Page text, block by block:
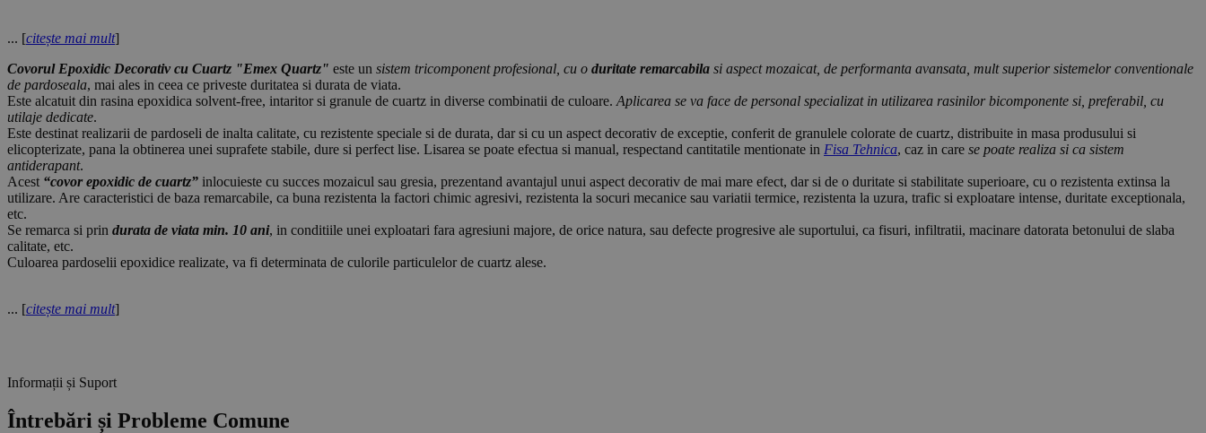
... [citește mai mult]
Covorul Epoxidic Decorativ cu Cuartz "Emex Quartz" este un sistem tricomponent profesional, cu o duritate remarcabila si aspect mozaicat, de performanta avansata, mult superior sistemelor conventionale
de pardoseala, mai ales in ceea ce priveste duritatea si durata de viata.
Este alcatuit din rasina epoxidica solvent-free, intaritor si granule de cuartz in diverse combinatii de culoare. Aplicarea se va face de personal specializat in utilizarea rasinilor bicomponente si, preferabil, cu
utilaje dedicate.
Este destinat realizarii de pardoseli de inalta calitate, cu rezistente speciale si de durata, dar si cu un aspect decorativ de exceptie, conferit de granulele colorate de cuartz, distribuite in masa produsului si
elicopterizate, pana la obtinerea unei suprafete stabile, dure si perfect lise. Lisarea se poate efectua si manual, respectand cantitatile mentionate in Fisa Tehnica, caz in care se poate realiza si ca sistem
antiderapant.
Acest “covor epoxidic de cuartz” inlocuieste cu succes mozaicul sau gresia, prezentand avantajul unui aspect decorativ de mai mare efect, dar si de o duritate si stabilitate superioare, cu o rezistenta extinsa la
utilizare. Are caracteristici de baza remarcabile, ca buna rezistenta la factori chimic agresivi, rezistenta la socuri mecanice sau variatii termice, rezistenta la uzura, trafic si exploatare intense, duritate exceptionala,
etc.
Se remarca si prin durata de viata min. 10 ani, in conditiile unei exploatari fara agresiuni majore, de orice natura, sau defecte progresive ale suportului, ca fisuri, infiltratii, macinare datorata betonului de slaba
calitate, etc.
Culoarea pardoselii epoxidice realizate, va fi determinata de culorile particulelor de cuartz alese.
... [citește mai mult]
Informații și Suport
Întrebări și Probleme Comune